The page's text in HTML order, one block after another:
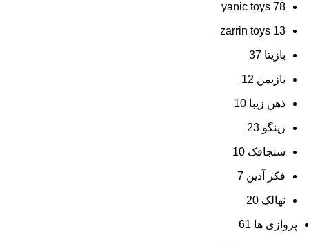
yanic toys 78
zarrin toys 13
بازیتا 37
بازیمن 12
ذهن زیبا 10
زینگو 23
سنجاقک 10
فکر آذین 7
نهالک 20
پروازی ها 61